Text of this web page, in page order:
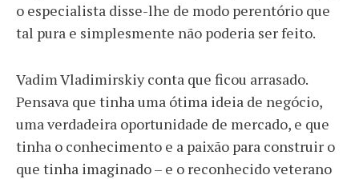
o especialista disse-lhe de modo perentório que
tal pura e simplesmente não poderia ser feito.
Vadim Vladimirskiy conta que ficou arrasado.
Pensava que tinha uma ótima ideia de negócio,
uma verdadeira oportunidade de mercado, e que
tinha o conhecimento e a paixão para construir o
que tinha imaginado – e o reconhecido veterano